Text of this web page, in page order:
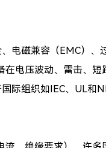
电磁兼容（EMC）、
电压波动、雷击、短
际组织如IEC、UL和